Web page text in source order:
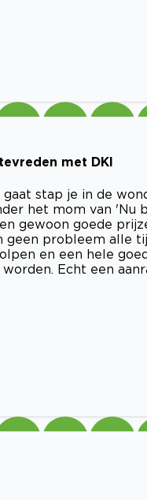
met DKI
stap je in de
het mom van 'Nu
gewoon goede
geen probleem alle
en een hele
Echt een